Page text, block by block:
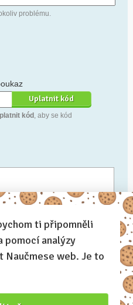
problému.
kód , aby se kód
přihlášce poznamenat.
přihlášky se automaticky
Zatrhni tuto volbu a profil
ti připomněli
pomocí analýzy
Naučmese web. Je to